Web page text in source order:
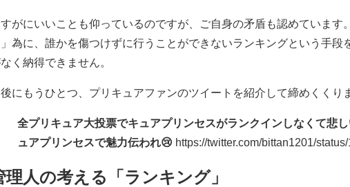
がにいいことも仰っているのですが、ご自身の矛盾も認めています
為に、誰かを傷つけずに行うことができないランキングという手段
く納得できません。
にもうひとつ、プリキュアファンのツイートを紹介して締めくくり
全プリキュア大投票でキュアプリンセスがランクインしなくて悲
ュアプリンセスで魅力伝われ😢 https://twitter.com/bittan1201/
理人の考える「ランキング」